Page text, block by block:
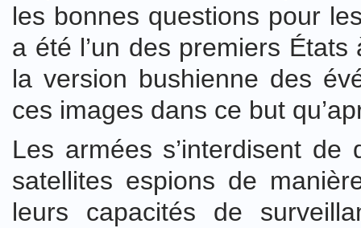
les bonnes questions pour
a été l’un des premiers
la version bushienne des
ces images dans ce but
Les armées s’interdisent
satellites espions de
leurs capacités de